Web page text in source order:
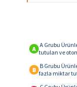
A A Grubu
tutulan ve
B B Grubu
fazla miktar